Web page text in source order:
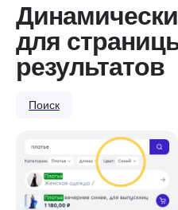
для
результатов
Поиск